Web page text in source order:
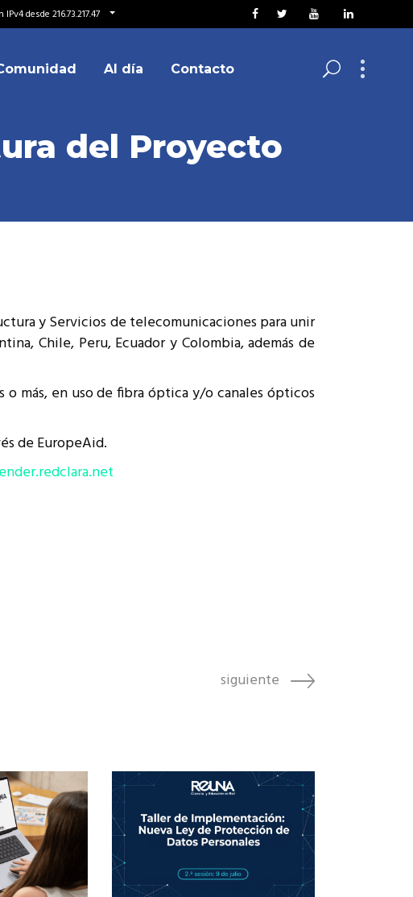
desde 216.73.217.47
Al día Contacto
del Proyecto
y Servicios de telecomunicaciones para unir
Chile, Peru, Ecuador y Colombia, además de
o más, en uso de fibra óptica y/o canales ópticos
de EuropeAid.
siguiente